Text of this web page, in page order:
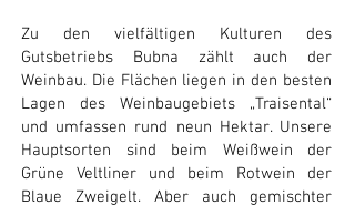
Zu den vielfältigen Kulturen des
Gutsbetriebs Bubna zählt auch der
Weinbau. Die Flächen liegen in den besten
Lagen des Weinbaugebiets „Traisental“
und umfassen rund neun Hektar. Unsere
Hauptsorten sind beim Weißwein der
Grüne Veltliner und beim Rotwein der
Blaue Zweigelt. Aber auch gemischter